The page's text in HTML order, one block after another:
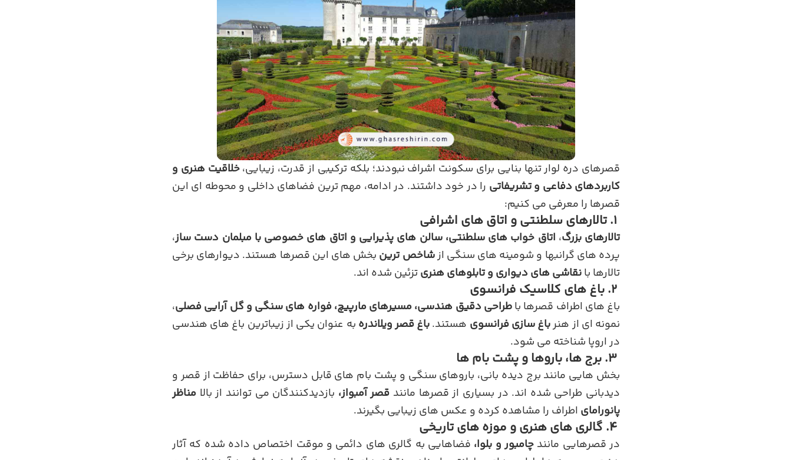
قصرهای دره لوار تنها بنایی برای سکونت اشراف نبودند؛ بلکه ترکیبی از قدرت، زیبایی،خلاقیت هنری و
کاربردهای دفاعی و تشریفاتی را در خود داشتند. در ادامه، مهم ترین فضاهای داخلی و محوطه ای این
قصرها را معرفی می کنیم:
تالارهای بزرگ، اتاق خواب های سلطنتی، سالن های پذیرایی و اتاق های خصوصی با مبلمان دست ساز،
پرده های گرانبها و شومینه های سنگی ازشاخص ترین بخش های این قصرها هستند. دیوارهای برخی
تالارها بانقاشی های دیواری و تابلوهای هنریتزئین شده اند.
۲. باغ های کلاسیک فرانسوی
باغ های اطراف قصرها باطراحی دقیق هندسی، مسیرهای مارپیچ، فواره های سنگی و گل آرایی فصلی،
نمونه ای از هنرباغ سازی فرانسوی هستند.باغ قصر ویلاندره به عنوان یکی از زیباترین باغ های هندسی
در اروپا شناخته می شود.
بخش هایی مانند برج دیده بانی، باروهای سنگی و پشت بام های قابل دسترس، برای حفاظت از قصر و
دیدبانی طراحی شده اند. در بسیاری از قصرها مانند قصر آمبواز، بازدیدکنندگان می توانند از بالا مناظر
پانورامای اطراف را مشاهده کرده و عکس های زیبایی بگیرند.
در قصرهایی مانندچامبور و بلوا، فضاهایی به گالری های دائمی و موقت اختصاص داده شده که آثار